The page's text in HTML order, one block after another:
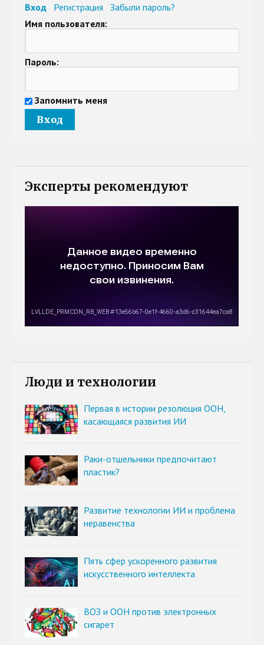
Вход Регистрация
Забыли пароль?
Имя пользователя:
Пароль:
Запомнить меня
Эксперты рекомендуют
Люди и технологии
Первая в истории резолюция ООН,
касающаяся развития ИИ
Раки-отшельники предпочитают
пластик?
Развитие технологии ИИ и проблема
неравенства
Пять сфер ускоренного развития
искусственного интеллекта
ВОЗ и ООН против электронных
сигарет